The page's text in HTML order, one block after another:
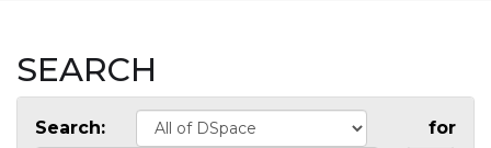
SEARCH
Search: for